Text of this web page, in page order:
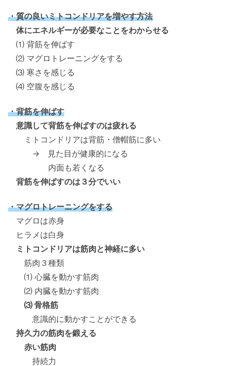
・質の良いミトコンドリアを増やす方法
体にエネルギーが必要なことをわからせる
⑴ 背筋を伸ばす
⑵ マグロトレーニングをする
⑶ 寒さを感じる
⑷ 空腹を感じる
・背筋を伸ばす
意識して背筋を伸ばすのは疲れる
ミトコンドリアは背筋・僧帽筋に多い
→ 見た目が健康的になる
内面も若くなる
背筋を伸ばすのは３分でいい
・マグロトレーニングをする
マグロは赤身
ヒラメは白身
ミトコンドリアは筋肉と神経に多い
筋肉３種類
⑴ 心臓を動かす筋肉
⑵ 内臓を動かす筋肉
⑶ 骨格筋
意識的に動かすことができる
持久力の筋肉を鍛える
赤い筋肉
持続力